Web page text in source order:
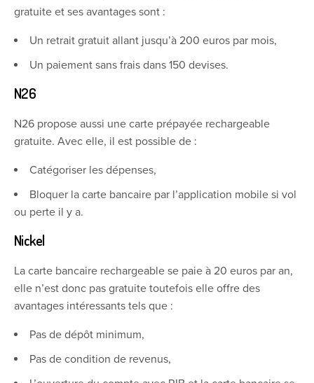
gratuite et ses avantages sont :
Un retrait gratuit allant jusqu’à 200 euros par mois,
Un paiement sans frais dans 150 devises.
N26
N26 propose aussi une carte prépayée rechargeable
gratuite. Avec elle, il est possible de :
Catégoriser les dépenses,
Bloquer la carte bancaire par l’application mobile si vol
ou perte il y a.
Nickel
La carte bancaire rechargeable se paie à 20 euros par an,
elle n’est donc pas gratuite toutefois elle offre des
avantages intéressants tels que :
Pas de dépôt minimum,
Pas de condition de revenus,